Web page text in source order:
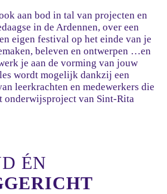
aan bod in tal van projecten en
in de Ardennen, over een
eigen festival op het einde van je
beleven en ontwerpen …en
je aan de vorming van jouw
wordt mogelijk dankzij een
leerkrachten en medewerkers die
onderwijsproject van Sint-Rita
ÉN